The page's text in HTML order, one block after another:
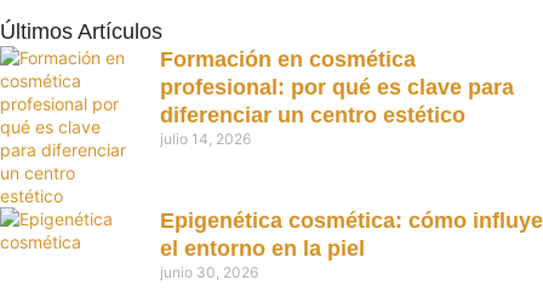
Últimos Artículos
Formación en cosmética
profesional: por qué es clave para
diferenciar un centro estético
julio 14, 2026
Epigenética cosmética: cómo influye
el entorno en la piel
junio 30, 2026